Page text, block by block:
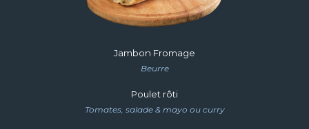
Jambon Fromage
Beurre
Poulet rôti
Tomates, salade & mayo oucurry